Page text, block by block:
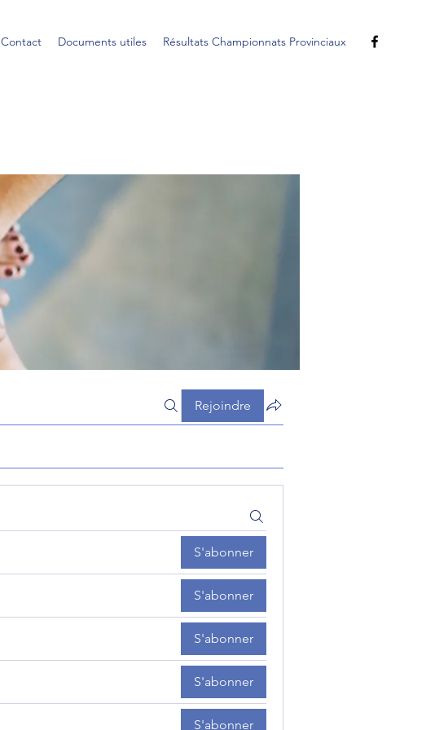
Contact Documents utiles Résultats Championnats Provinciaux
Rejoindre
S'abonner
S'abonner
S'abonner
S'abonner
S'abonner